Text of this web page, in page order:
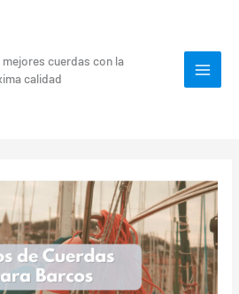
mejores cuerdas con la
calidad